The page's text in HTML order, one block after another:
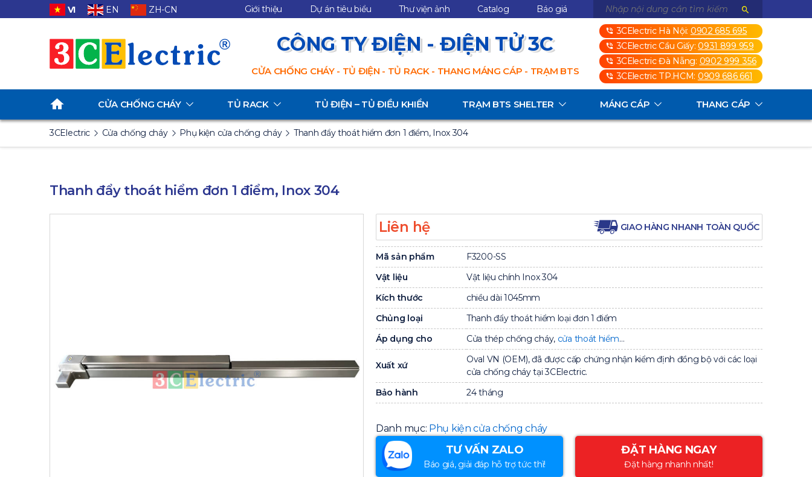
VI EN ZH-CN Giới thiệu Dự án tiêu biểu Thư viện ảnh Catalog Báo giá
CÔNG TY ĐIỆN - ĐIỆN TỬ 3C
CỬA CHỐNG CHÁY - TỦ ĐIỆN - TỦ RACK - THANG MÁNG CÁP - TRẠM BTS
3CElectric Hà Nội: 0902 685 695
3CElectric Cầu Giấy:0931 899 959
3CElectric Đà Nẵng: 0902 999 356
3CElectric TP.HCM: 0909 686 661
CỬA CHỐNG CHÁY TỦ RACK TỦ ĐIỆN – TỦ ĐIỀU KHIỂN TRẠM BTS SHELTER MÁNG CÁP THANG CÁP
3CElectric Cửa chống cháy Phụ kiện cửa chống cháy Thanh đẩy thoát hiểm đơn 1 điểm, Inox 304
Thanh đẩy thoát hiểm đơn 1 điểm, Inox 304
Liên hệ GIAO HÀNG NHANH TOÀN QUỐC
Mã sản phẩm
F3200-SS
Vật liệu
Vật liệu chính Inox 304
Kích thước
chiều dài 1045mm
Chủng loại
Thanh đẩy thoát hiểm loại đơn 1 điểm
Áp dụng cho
Cửa thép chống cháy, cửa thoát hiểm…
Xuất xứ
Oval VN (OEM), đã được cấp chứng nhận kiểm định đồng bộ với các loại
cửa chống cháy tại 3CElectric.
Bảo hành
24 tháng
Danh mục: Phụ kiện cửa chống cháy
TƯ VẤN ZALO
Báo giá, giải đáp hỗ trợ tức thì!
ĐẶT HÀNG NGAY
Đặt hàng nhanh nhất!